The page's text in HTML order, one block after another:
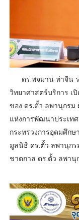
ดร.พจมาน ท่าจีน ร
วิทยาศาสตร์บริการ เ
ของ ดร.ตั้ว ลพานุกรม
แห่งการพัฒนาประเท
กระทรวงการอุดมศึก
มูลนิธิ ดร.ตั้ว ลพานุกร
ชาตกาล ดร.ตั้ว ลพานุ